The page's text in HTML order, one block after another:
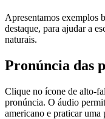
Apresentamos exemplos
destaque, para ajudar a
naturais.
Pronúncia das
Clique no ícone de alto-
pronúncia. O áudio
americano e praticar uma